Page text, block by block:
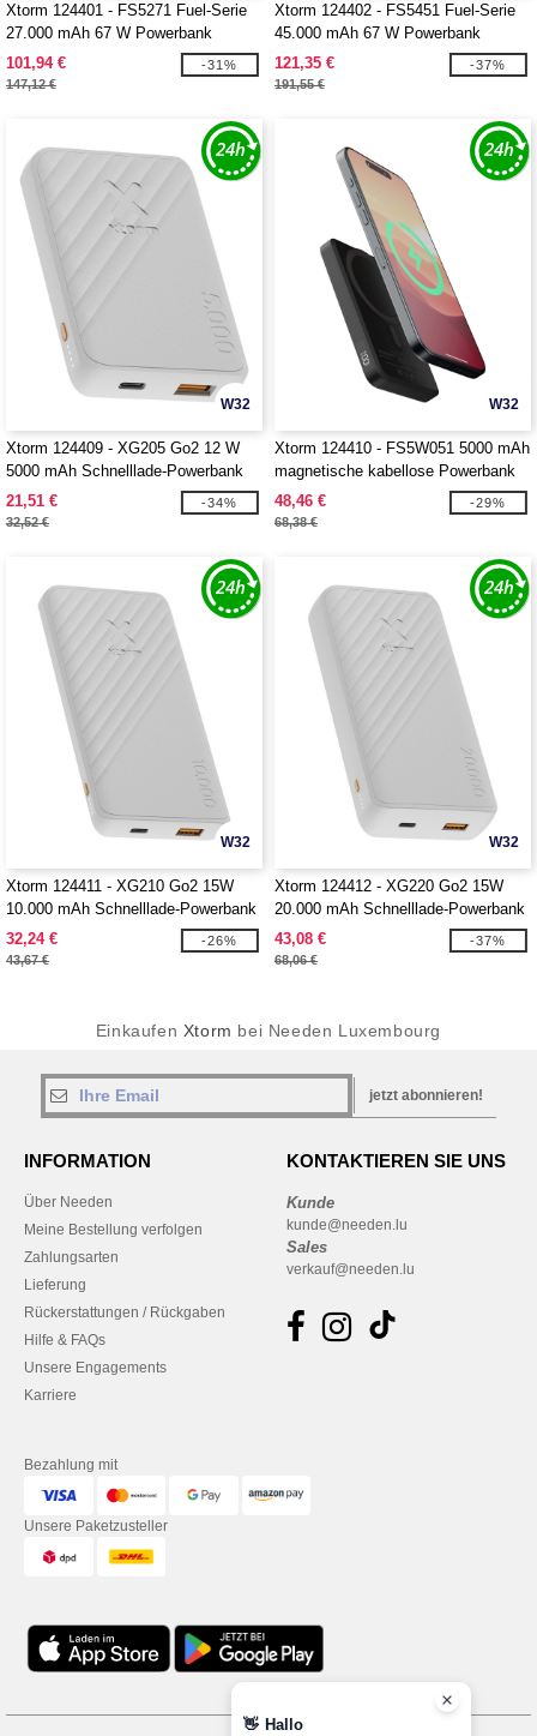
Xtorm 124401 - FS5271 Fuel-Serie
27.000 mAh 67 W Powerbank
101,94 €
147,12 €
-31%
Xtorm 124402 - FS5451 Fuel-Serie
45.000 mAh 67 W Powerbank
121,35 €
191,55 €
-37%
W32
Xtorm 124409 - XG205 Go2 12 W
5000 mAh Schnelllade-Powerbank
21,51 €
32,52 €
-34%
W32
Xtorm 124410 - FS5W051 5000 mAh
magnetische kabellose Powerbank
48,46 €
68,38 €
-29%
W32
Xtorm 124411 - XG210 Go2 15W
10.000 mAh Schnelllade-Powerbank
32,24 €
43,67 €
-26%
W32
Xtorm 124412 - XG220 Go2 15W
20.000 mAh Schnelllade-Powerbank
43,08 €
68,06 €
-37%
Einkaufen Xtorm bei Needen Luxembourg
jetzt abonnieren!
INFORMATION
Über Needen
Meine Bestellung verfolgen
Zahlungsarten
Lieferung
Rückerstattungen / Rückgaben
Hilfe & FAQs
Unsere Engagements
Karriere
KONTAKTIEREN SIE UNS
Kunde
kunde@needen.lu
Sales
verkauf@needen.lu
Bezahlung mit
Unsere Paketzusteller
👋 Hallo